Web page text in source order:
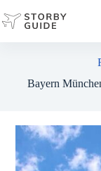
til
indhold
Bayern